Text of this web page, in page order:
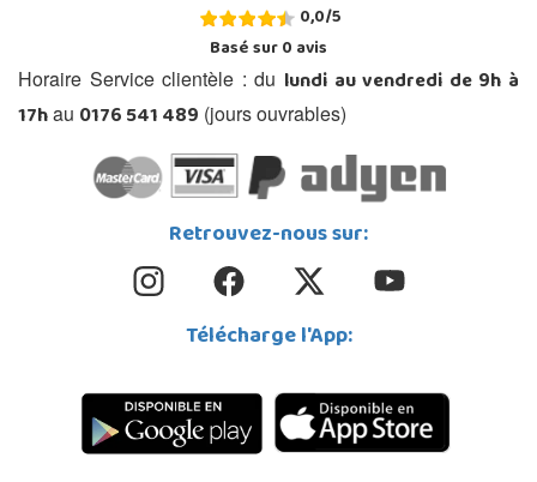
0,0/5
Basé sur0avis
Horaire Service clientèle : du lundi au vendredi de 9h à
17hau 0176 541 489 (jours ouvrables)
Retrouvez-nous sur:
Télécharge l'App: